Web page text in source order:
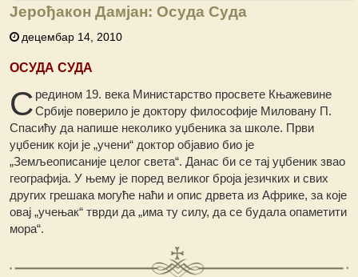
Јерођакон Дамјан: Осуда Суда
децембар 14, 2010
ОСУДА СУДА
С редином 19. века Министарство просвете Књажевине
Србије поверило је доктору философије Миловану П.
Спасићу да напише неколико уџбеника за школе. Први
уџбеник који је „учени“ доктор објавио био је
„Земљеописаније целог света“. Данас би се тај уџбеник звао
географија. У њему је поред великог броја језичких и свих
других грешака могуће наћи и опис дрвета из Африке, за које
овај „учењак“ тврди да „има ту силу, да се будала опаметити
мора“.